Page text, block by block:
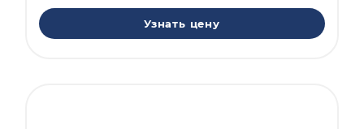
Узнать цену